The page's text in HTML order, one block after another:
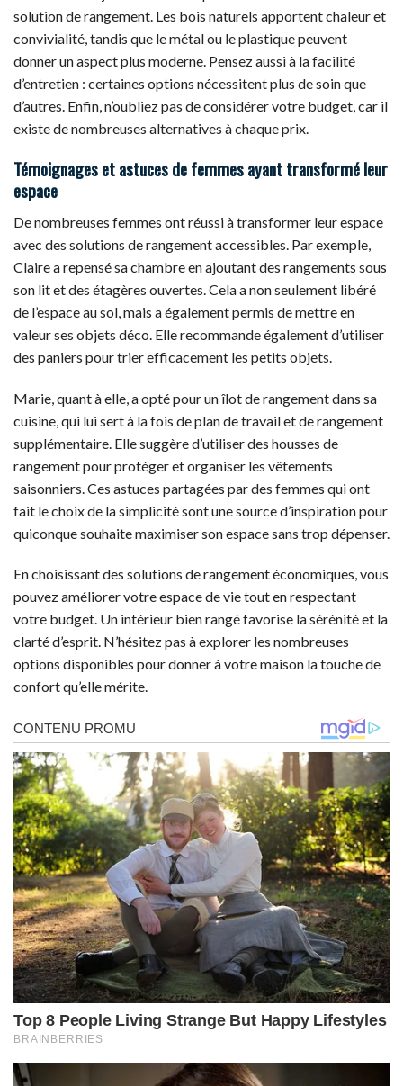
solution de rangement. Les bois naturels apportent chaleur et
convivialité, tandis que le métal ou le plastique peuvent
donner un aspect plus moderne. Pensez aussi à la facilité
d’entretien : certaines options nécessitent plus de soin que
d’autres. Enfin, n’oubliez pas de considérer votre budget, car il
existe de nombreuses alternatives à chaque prix.
Témoignages et astuces de femmes ayant transformé leur
espace
De nombreuses femmes ont réussi à transformer leur espace
avec des solutions de rangement accessibles. Par exemple,
Claire a repensé sa chambre en ajoutant des rangements sous
son lit et des étagères ouvertes. Cela a non seulement libéré
de l’espace au sol, mais a également permis de mettre en
valeur ses objets déco. Elle recommande également d’utiliser
des paniers pour trier efficacement les petits objets.
Marie, quant à elle, a opté pour un îlot de rangement dans sa
cuisine, qui lui sert à la fois de plan de travail et de rangement
supplémentaire. Elle suggère d’utiliser des housses de
rangement pour protéger et organiser les vêtements
saisonniers. Ces astuces partagées par des femmes qui ont
fait le choix de la simplicité sont une source d’inspiration pour
quiconque souhaite maximiser son espace sans trop dépenser.
En choisissant des solutions de rangement économiques, vous
pouvez améliorer votre espace de vie tout en respectant
votre budget. Un intérieur bien rangé favorise la sérénité et la
clarté d’esprit. N’hésitez pas à explorer les nombreuses
options disponibles pour donner à votre maison la touche de
confort qu’elle mérite.